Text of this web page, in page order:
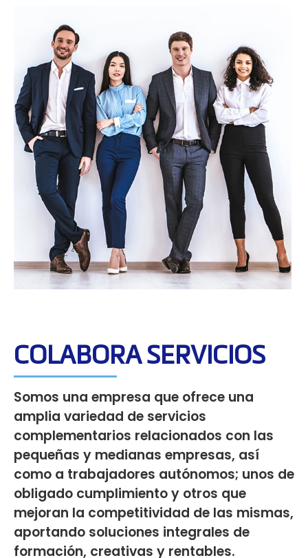
COLABORA SERVICIOS
Somos una empresa que ofrece una
amplia variedad de servicios
complementarios relacionados con las
pequeñas y medianas empresas, así
como a trabajadores autónomos; unos de
obligado cumplimiento y otros que
mejoran la competitividad de las mismas,
aportando soluciones integrales de
formación, creativas y rentables.